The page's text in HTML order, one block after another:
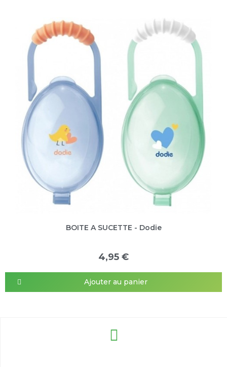
BOITE A SUCETTE - Dodie
4,95 €
Ajouter au panier